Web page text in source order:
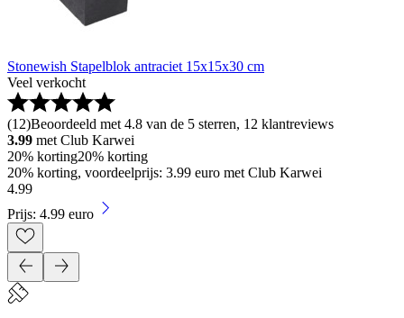
Stonewish Stapelblok antraciet 15x15x30 cm
Veel verkocht
(12)Beoordeeld met 4.8 van de 5 sterren, 12 klantreviews
3.99 met Club Karwei
20% korting20% korting
20% korting, voordeelprijs: 3.99 euro met Club Karwei
4.99
Prijs: 4.99 euro